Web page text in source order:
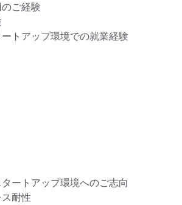
ご経験
トアップ環境での就業経験
タートアップ環境へのご志向
ス耐性